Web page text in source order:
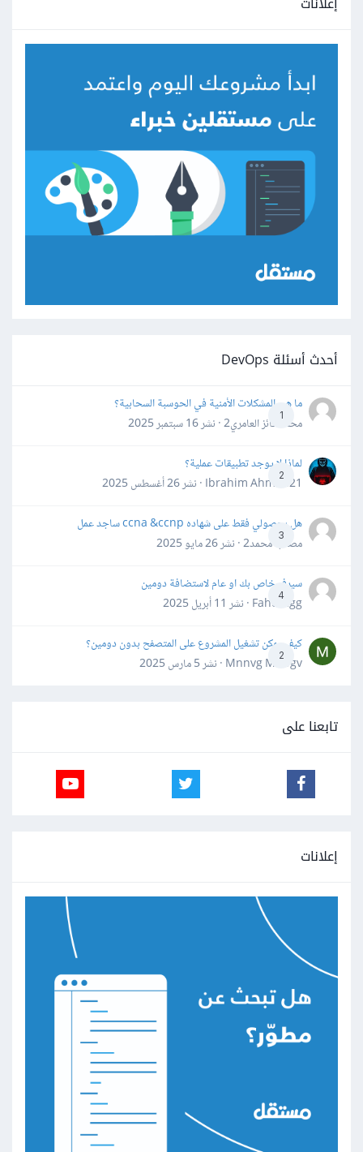
أحدث أسئلة DevOps
1
ما هي المشكلات الأمنية في الحوسبة السحابية؟
محمد فائز العامري2 · نشر
16 سبتمبر 2025
2
لماذا لا يوجد تطبيقات عملية؟
Ibrahim Ahmed21 · نشر
26 أغسطس 2025
3
هل بحصولي فقط على شهاده ccna &ccnp ساجد عمل
مصعب محمد2 · نشر
26 مايو 2025
4
سيرفر خاص بك او عام لاستضافة دومين
Fahd Ggg · نشر
11 أبريل 2025
2
كيف يمكن تشغيل المشروع على المتصفح بدون دومين؟
Mnnvg Mnbgv · نشر
5 مارس 2025
تابعنا على
إعلانات